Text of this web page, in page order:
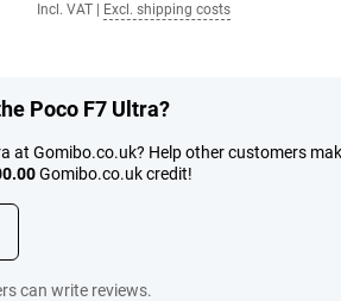
Incl. VAT Excl. shipping costs
Poco F7 Ultra?
at Gomibo.co.uk? Help other customers
Gomibo.co.uk credit!
can write reviews.